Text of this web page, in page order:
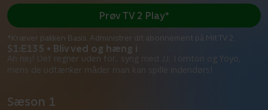
S1:E135 • Bliv ved og hæng i
Åh nej! Det regner uden for.. syng med JJ, Tomton og Yoyo,
mens de udtænker måder man kan spille indendørs!
Prøv TV 2 Play*
*Kræver pakken Basis. Administrer dit abonnement på Mit TV 2.
Sæson 1